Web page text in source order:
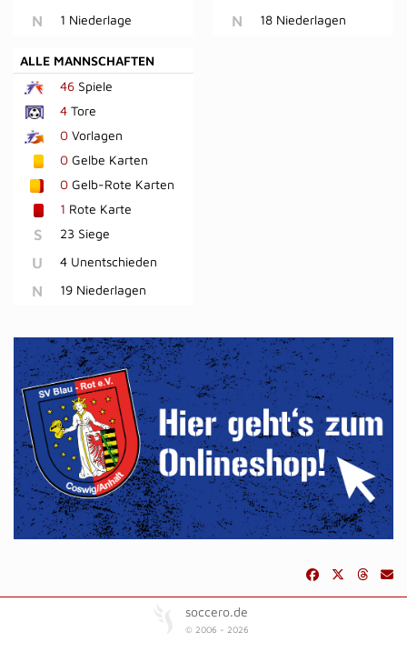
N 1 Niederlage N 18 Niederlagen
ALLE MANNSCHAFTEN
46 Spiele
4 Tore
0 Vorlagen
0 Gelbe Karten
0 Gelb-Rote Karten
1 Rote Karte
S 23 Siege
U 4 Unentschieden
N 19 Niederlagen
soccero.de
© 2006 - 2026